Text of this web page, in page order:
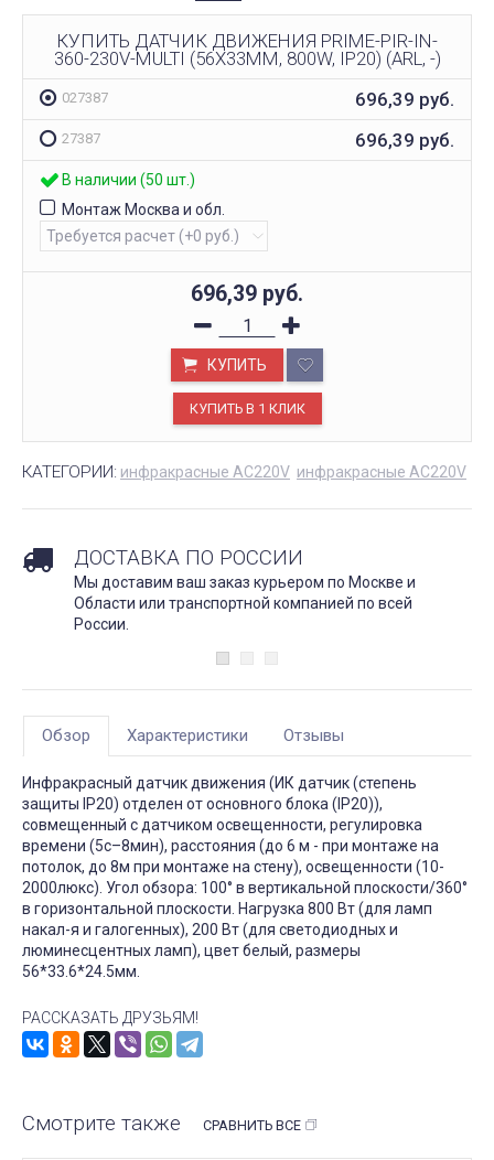
КУПИТЬ ДАТЧИК ДВИЖЕНИЯ PRIME-PIR-IN-
360-230V-MULTI (56X33MM, 800W, IP20) (ARL, -)
027387 696,39 руб.
27387 696,39 руб.
В наличии (50 шт.)
Монтаж Москва и обл.
696,39 руб.
КУПИТЬ
КАТЕГОРИИ: инфракрасные AC220V инфракрасные AC220V
ДОСТАВКА ПО РОССИИ
Мы доставим ваш заказ курьером по Москве и
Области или транспортной компанией по всей
России.
Обзор Характеристики Отзывы
Инфракрасный датчик движения (ИК датчик (степень
защиты IP20) отделен от основного блока (IP20)),
совмещенный с датчиком освещенности, регулировка
времени (5с–8мин), расстояния (до 6 м - при монтаже на
потолок, до 8м при монтаже на стену), освещенности (10-
2000люкс). Угол обзора: 100° в вертикальной плоскости/360°
в горизонтальной плоскости. Нагрузка 800 Вт (для ламп
накал-я и галогенных), 200 Вт (для светодиодных и
люминесцентных ламп), цвет белый, размеры
56*33.6*24.5мм.
РАССКАЗАТЬ ДРУЗЬЯМ!
Смотрите также СРАВНИТЬ ВСЕ